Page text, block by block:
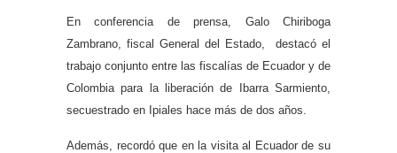
En conferencia de prensa, Galo Chiriboga
Zambrano, fiscal General del Estado, destacó el
trabajo conjunto entre las fiscalías de Ecuador y de
Colombia para la liberación de Ibarra Sarmiento,
secuestrado en Ipiales hace más de dos años.
Además, recordó que en la visita al Ecuador de su